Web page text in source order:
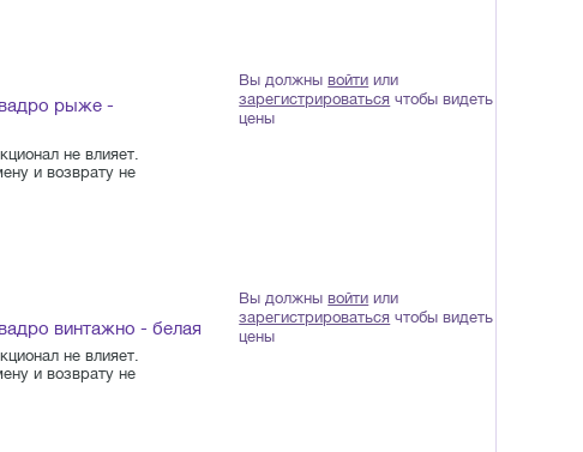
рыже -
не влияет.
и возврату не
Вы должнывойти или
зарегистрироваться чтобы видеть
цены
винтажно - белая
не влияет.
и возврату не
Вы должнывойти или
зарегистрироваться чтобы видеть
цены